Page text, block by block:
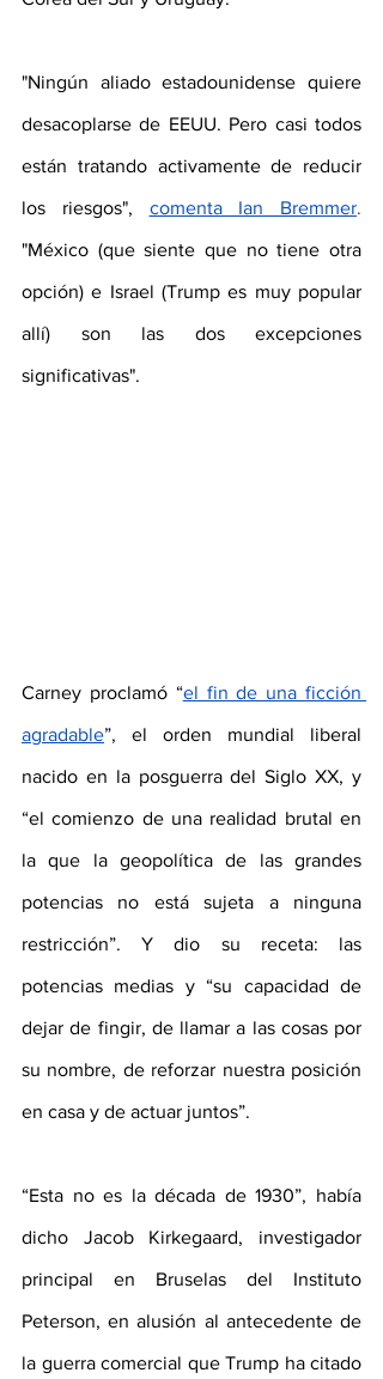
"Ningún aliado estadounidense quiere
desacoplarse de EEUU. Pero casi todos
están tratando activamente de reducir
los riesgos", comenta Ian Bremmer
"México (que siente que no tiene otra
opción) e Israel (Trump es muy popular
allí) son las dos excepciones
significativas".
Carney proclamó “el fin de una ficción
agradable”, el orden mundial liberal
nacido en la posguerra del Siglo XX, y
“el comienzo de una realidad brutal en
la que la geopolítica de las grandes
potencias no está sujeta a ninguna
restricción”. Y dio su receta: las
potencias medias y “su capacidad de
dejar de fingir, de llamar a las cosas por
su nombre, de reforzar nuestra posición
en casa y de actuar juntos”.
“Esta no es la década de 1930”, había
dicho Jacob Kirkegaard, investigador
principal en Bruselas del Instituto
Peterson, en alusión al antecedente de
la guerra comercial que Trump ha citado